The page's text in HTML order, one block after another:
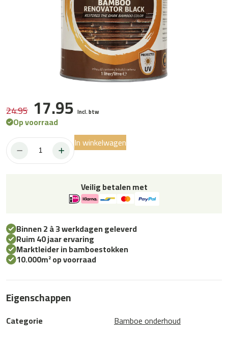
24.95 17.95 Incl. btw
Op voorraad
Bamboe
Renovator
Zwart
In winkelwagen
Veilig betalen met
Binnen 2 à 3 werkdagen geleverd
Ruim 40 jaar ervaring
Marktleider in bamboestokken
10.000m² op voorraad
Eigenschappen
Categorie
Bamboe onderhoud